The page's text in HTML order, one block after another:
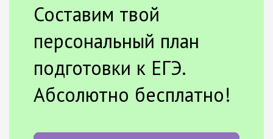
Составим твой
персональный план
подготовки к ЕГЭ.
Абсолютно бесплатно!